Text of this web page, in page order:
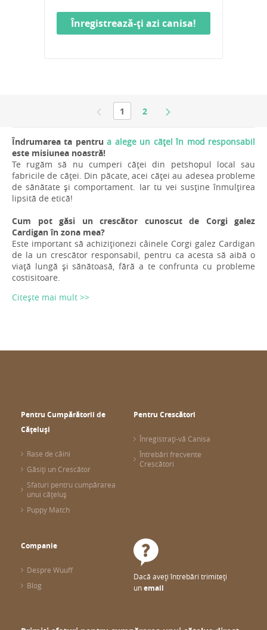
Înregistrează-ți azi canisa!
1 2
Îndrumarea ta pentrua alege un cățel în mod responsabil
este misiunea noastră!
Te rugăm să nu cumperi căței din petshopul local sau
fabricile de căței. Din păcate, acei căței au adesea probleme
de sănătate și comportament. Iar tu vei susține înmulțirea
lipsită de etică!
Cum pot găsi un crescător cunoscut de Corgi galez
Cardigan în zona mea?
Este important să achiziționezi câinele Corgi galez Cardigan
de la un crescător responsabil, pentru ca acesta să aibă o
viață lungă și sănătoasă, fără a te confrunta cu probleme
costisitoare.
Citește mai mult >>
Pentru Cumpărătorii de
Cățeluși
Rase de câini
Găsiți un Crescător
Sfaturi pentru cumpărarea
unui cățeluș
Puppy Match
Pentru Crescători
Înregistrați-vă Canisa
Întrebări frecvente
Crescători
Companie
Despre Wuuff
Blog
Dacă aveți întrebări trimiteți
unemail